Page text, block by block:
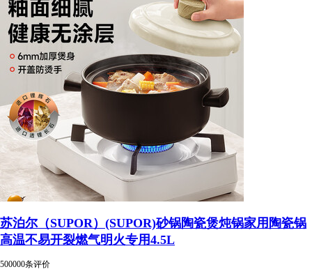
苏泊尔（SUPOR）(SUPOR)砂锅陶瓷煲炖锅家用陶瓷锅
高温不易开裂燃气明火专用4.5L
500000条评价